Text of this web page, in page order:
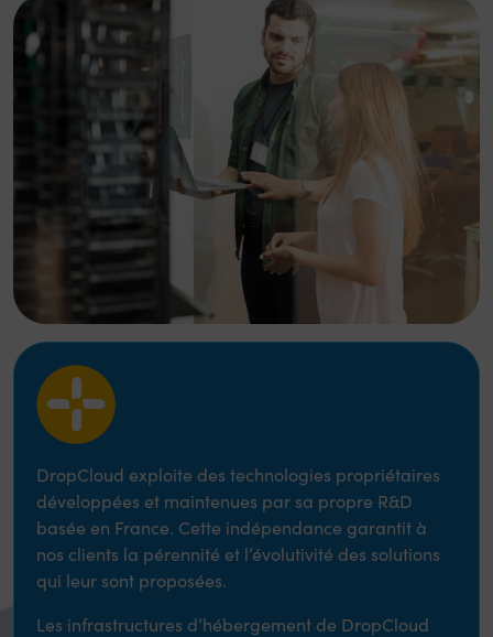
DropCloud exploite des technologies propriétaires
développées et maintenues par sa propre R&D
basée en France. Cette indépendance garantit à
nos clients la pérennité et l’évolutivité des solutions
qui leur sont proposées.
Les infrastructures d’hébergement de DropCloud